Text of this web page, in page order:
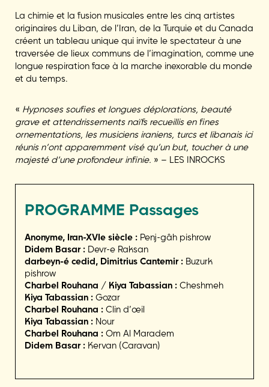
La chimie et la fusion musicales entre les cinq artistes
originaires du Liban, de l’Iran, de la Turquie et du Canada
créent un tableau unique qui invite le spectateur à une
traversée de lieux communs de l’imagination, comme une
longue respiration face à la marche inexorable du monde
et du temps.
« Hypnoses soufies et longues déplorations, beauté
grave et attendrissements naïfs recueillis en fines
ornementations, les musiciens iraniens, turcs et libanais ici
réunis n’ont apparemment visé qu’un but, toucher à une
majesté d’une profondeur infinie. » – LES INROCKS
PROGRAMME Passages
Anonyme, Iran-XVIe siècle : Penj-gâh pishrow
Didem Basar : Devr-e Raksan
darbeyn-é cedid, Dimitrius Cantemir : Buzurk
pishrow
Charbel Rouhana / Kiya Tabassian : Cheshmeh
Kiya Tabassian : Gozar
Charbel Rouhana : Clin d’œil
Kiya Tabassian : Nour
Charbel Rouhana : Om Al Maradem
Didem Basar : Kervan (Caravan)